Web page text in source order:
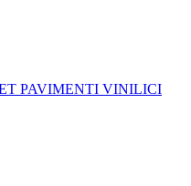
PAVIMENTI VINILICI